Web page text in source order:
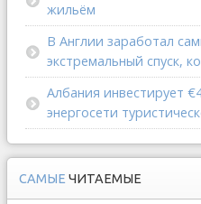
жильём
В Англии заработал
экстремальный спуск,
Албания инвестирует
энергосети
САМЫЕ ЧИТАЕМЫЕ